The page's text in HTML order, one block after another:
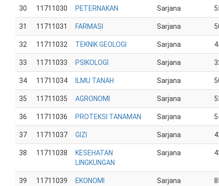
30 11711030 PETERNAKAN Sarjana
31 11711031 FARMASI Sarjana
32 11711032 TEKNIK GEOLOGI Sarjana
33 11711033 PSIKOLOGI Sarjana
34 11711034 ILMU TANAH Sarjana
35 11711035 AGRONOMI Sarjana
36 11711036 PROTEKSI TANAMAN Sarjana
37 11711037 GIZI Sarjana
38 11711038
KESEHATAN
LINGKUNGAN
Sarjana
39 11711039
EKONOMI
Sarjana